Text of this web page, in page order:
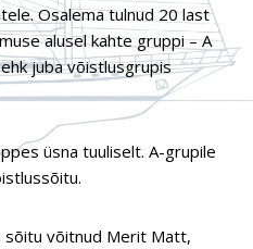
Osalema tulnud 20 last
alusel kahte gruppi – A
juba võistlusgrupis
üsna tuuliselt. A-grupile
sõitu võitnud Merit Matt,